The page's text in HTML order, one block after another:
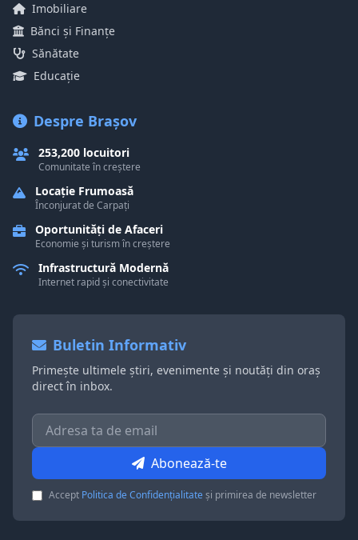
Imobiliare
Bănci și Finanțe
Sănătate
Educație
Despre Brașov
253,200 locuitori
Comunitate în creștere
Locație Frumoasă
Înconjurat de Carpați
Oportunități de Afaceri
Economie și turism în creștere
Infrastructură Modernă
Internet rapid și conectivitate
Buletin Informativ
Primește ultimele știri, evenimente și noutăți din oraș
direct în inbox.
Abonează-te
Accept Politica de Confidențialitateși primirea de newsletter